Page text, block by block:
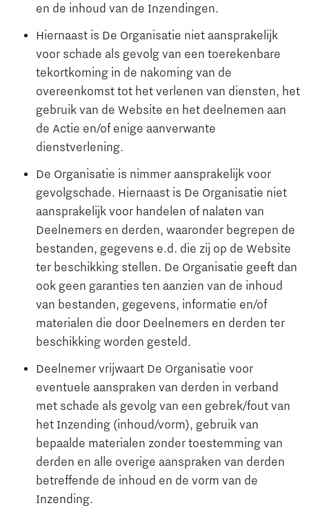
en de inhoud van de Inzendingen.
Hiernaast is De Organisatie niet aansprakelijk
voor schade als gevolg van een toerekenbare
tekortkoming in de nakoming van de
overeenkomst tot het verlenen van diensten, het
gebruik van de Website en het deelnemen aan
de Actie en/of enige aanverwante
dienstverlening.
De Organisatie is nimmer aansprakelijk voor
gevolgschade. Hiernaast is De Organisatie niet
aansprakelijk voor handelen of nalaten van
Deelnemers en derden, waaronder begrepen de
bestanden, gegevens e.d. die zij op de Website
ter beschikking stellen. De Organisatie geeft dan
ook geen garanties ten aanzien van de inhoud
van bestanden, gegevens, informatie en/of
materialen die door Deelnemers en derden ter
beschikking worden gesteld.
Deelnemer vrijwaart De Organisatie voor
eventuele aanspraken van derden in verband
met schade als gevolg van een gebrek/fout van
het Inzending (inhoud/vorm), gebruik van
bepaalde materialen zonder toestemming van
derden en alle overige aanspraken van derden
betreffende de inhoud en de vorm van de
Inzending.